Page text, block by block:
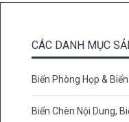
CÁC DANH MỤC
Biển Phòng Họp &
Biển Chèn Nội Dung,